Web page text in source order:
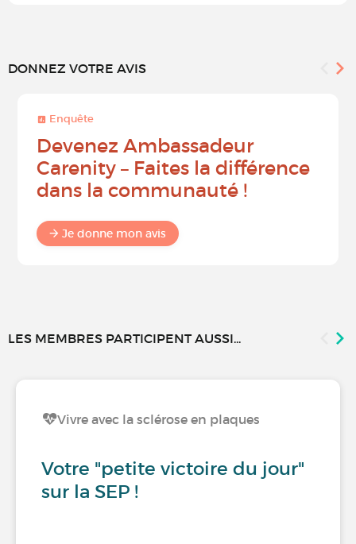
DONNEZ VOTRE AVIS
Enquête
Devenez Ambassadeur
Carenity – Faites la différence
dans la communauté !
Je donne mon avis
LES MEMBRES PARTICIPENT AUSSI...
Vivre avec la sclérose en plaques
Votre "petite victoire du jour"
sur la SEP !